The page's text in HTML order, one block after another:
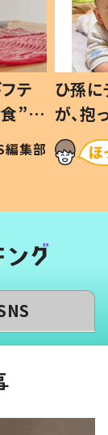
じ
応に
方な
編集部